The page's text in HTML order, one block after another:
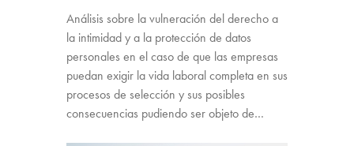
Análisis sobre la vulneración del derecho a
la intimidad y a la protección de datos
personales en el caso de que las empresas
puedan exigir la vida laboral completa en sus
procesos de selección y sus posibles
consecuencias pudiendo ser objeto de…